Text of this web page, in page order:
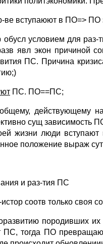
ве вступаюют в ПО=> ПО
условием для
явл экон причиной
ПС. Причина
ПС. ПО==ПС;
действующему
сущ зависимость
жизни люди
положение выраж
и раз-тия ПС
соотв только своя
породивших
ПС, тогда ПО